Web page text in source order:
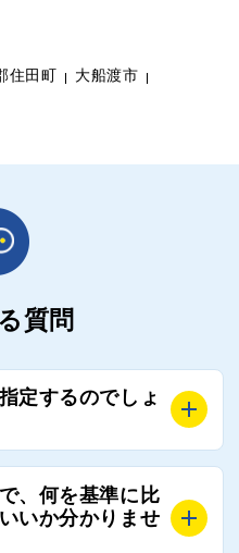
住田町
大船渡市
質問
定するのでしょ
条件に合った工事業者を
いたします。
る業者を選定いただく必要
、何を基準に比
いか分かりませ